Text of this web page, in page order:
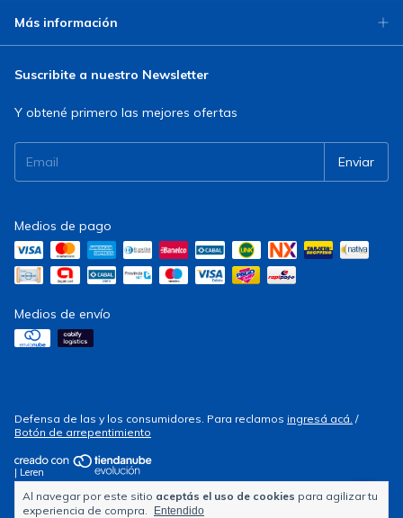
Al navegar por este sitio aceptás el uso de cookies para agilizar tu
experiencia de compra.
Entendido
Más información
Suscribite a nuestro Newsletter
Y obtené primero las mejores ofertas
Medios de pago
Medios de envío
Defensa de las y los consumidores. Para reclamos ingresá acá. /
Botón de arrepentimiento
| Leren
Copyright Electrocity - 2026. Todos los derechos reservados.